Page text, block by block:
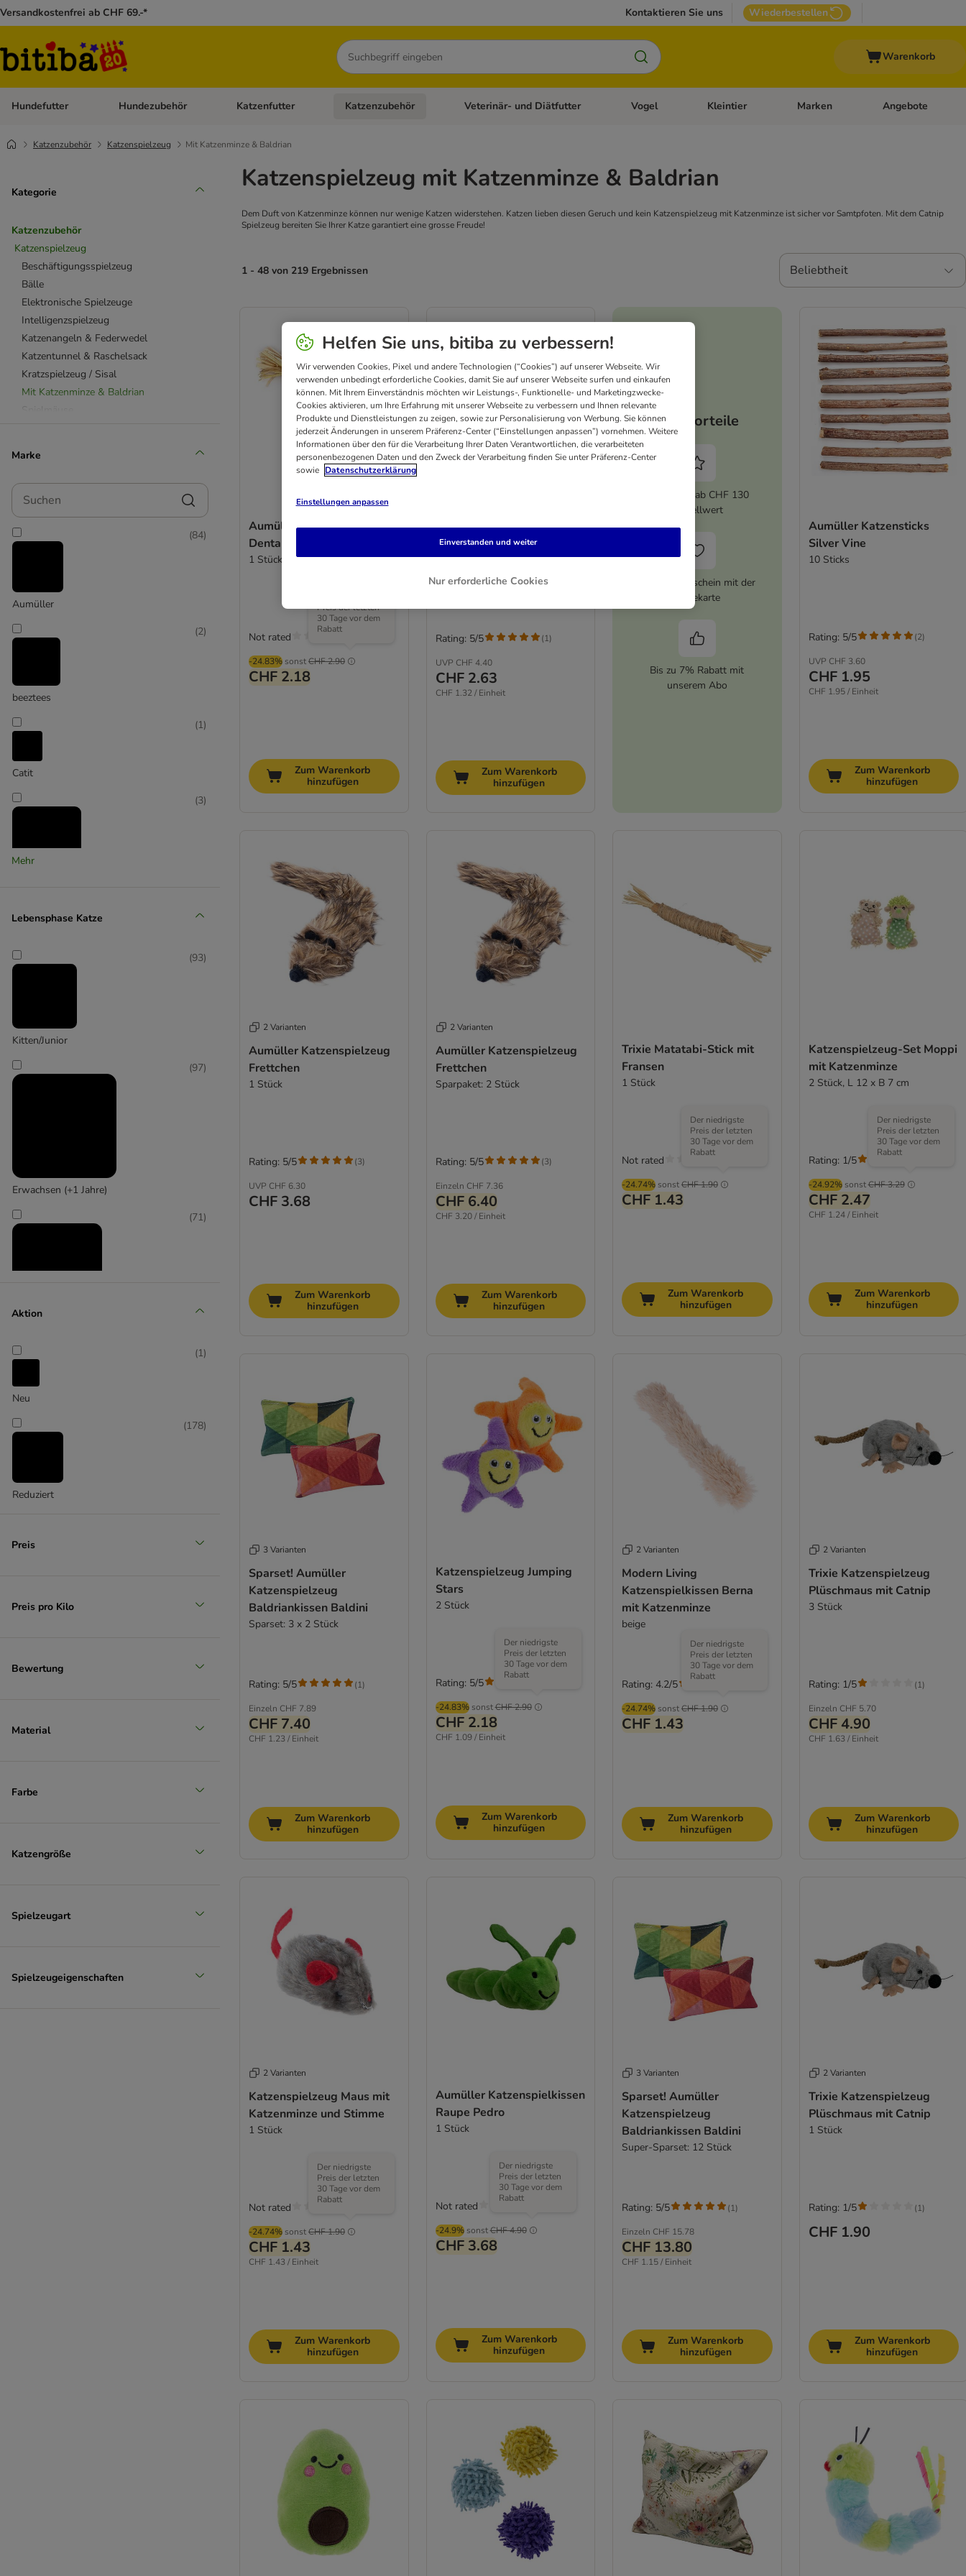
Versandkostenfrei ab CHF 69.-* Kontaktieren Sie uns Wiederbestellen
Suchen
Warenkorb
Hundefutter Kategorie-Menü öffnen: Hundefutter
Hundezubehör Kategorie-Menü öffnen: Hundezubehör
Katzenfutter Kategorie-Menü öffnen: Katzenfutter
Katzenzubehör Kategorie-Menü öffnen: Katzenzubehör
Veterinär- und Diätfutter Kategorie-Menü öffnen: Veterinär- und Diätfutter
Vogel Kategorie-Menü öffnen: Vogel
Kleintier Kategorie-Menü öffnen: Kleintier
Marken Kategorie-Menü
Angebote
Katzenzubehör Katzenspielzeug Mit Katzenminze & Baldrian
Kategorie
Katzenzubehör
Katzenspielzeug
Beschäftigungsspielzeug
Bälle
Elektronische Spielzeuge
Intelligenzspielzeug
Katzenangeln & Federwedel
Katzentunnel & Raschelsack
Kratzspielzeug / Sisal
Mit Katzenminze & Baldrian
KONG
Trixie
Marke
Suchen
Aumüller
(84)
beeztees
(2)
Catit
(1)
(3)
KONG
17)
Mehr
Lebensphase Katze
Kitten/Junior
(93)
Erwachsen (+1 Jahre)
(97)
(71)
Aktion
Neu
(1)
Reduziert
(178)
Preis
Preis pro Kilo
Bewertung
Material
Farbe
Katzengröße
Spielzeugart
Spielzeugeigenschaften
Katzenspielzeug mit Katzenminze & Baldrian
Dem Duft von Katzenminze können nur wenige Katzen widerstehen. Katzen lieben diesen Geruch und kein Katzenspielzeug mit Katzenminze ist sicher vor Samtpfoten. Mit dem Catnip
Spielzeug bereiten Sie Ihrer Katze garantiert eine grosse Freude!
1 - 48 von 219 Ergebnissen Beliebtheit
Aumüller Silvervine
Dentalspielzeug Rolle
1 Stück
-24.83% sonstCHF 2.90
Preis der letzten
30 Tage vor dem
Rabatt
CHF 2.18
Not rated
Zum Warenkorb
hinzufügen
Sparset! Aumüller
Katzenspielzeug
Baldriankissen Baldini
2 Stück
UVP CHF 4.40
CHF 2.63
CHF 1.32 / Einheit
Rating: 5/5 (1)
Zum Warenkorb
hinzufügen
Ihre Vorteile
5% Rabatt ab CHF 130
Bestellwert
CHF 16 Gutschein mit der
Treuekarte
Bis zu 7% Rabatt mit
unserem Abo
Aumüller Katzensticks
Silver Vine
10 Sticks
UVP CHF 3.60
CHF 1.95
CHF 1.95 / Einheit
Rating: 5/5 (2)
Zum Warenkorb
hinzufügen
2 Varianten
Aumüller Katzenspielzeug
Frettchen
1 Stück
UVP CHF 6.30
CHF 3.68
Rating: 5/5 (3)
Zum Warenkorb
hinzufügen
2 Varianten
Aumüller Katzenspielzeug
Frettchen
Sparpaket: 2 Stück
Einzeln CHF 7.36
CHF 6.40
CHF 3.20 / Einheit
Rating: 5/5 (3)
Zum Warenkorb
hinzufügen
Trixie Matatabi-Stick mit
Fransen
1 Stück
-24.74% sonstCHF 1.90
Der niedrigste
Preis der letzten
30 Tage vor dem
Rabatt
CHF 1.43
Not rated
Zum Warenkorb
hinzufügen
Katzenspielzeug-Set Moppi
mit Katzenminze
2 Stück, L 12 x B 7 cm
-24.92% sonstCHF 3.29
Der niedrigste
Preis der letzten
30 Tage vor dem
Rabatt
CHF 2.47
CHF 1.24 / Einheit
Rating: 1/5
Zum Warenkorb
hinzufügen
3 Varianten
Sparset! Aumüller
Katzenspielzeug
Baldriankissen Baldini
Sparset: 3 x 2 Stück
Einzeln CHF 7.89
CHF 7.40
CHF 1.23 / Einheit
Rating: 5/5 (1)
Zum Warenkorb
hinzufügen
Katzenspielzeug Jumping
Stars
2 Stück
-24.83% sonstCHF 2.90
Der niedrigste
Preis der letzten
30 Tage vor dem
Rabatt
CHF 2.18
CHF 1.09 / Einheit
Rating: 5/5
Zum Warenkorb
hinzufügen
2 Varianten
Modern Living
Katzenspielkissen Berna
mit Katzenminze
beige
-24.74% sonstCHF 1.90
Der niedrigste
Preis der letzten
30 Tage vor dem
Rabatt
CHF 1.43
Rating: 4.2/5
Zum Warenkorb
hinzufügen
2 Varianten
Trixie Katzenspielzeug
Plüschmaus mit Catnip
3 Stück
Einzeln CHF 5.70
CHF 4.90
CHF 1.63 / Einheit
Rating: 1/5 (1)
Zum Warenkorb
hinzufügen
2 Varianten
Katzenspielzeug Maus mit
Katzenminze und Stimme
1 Stück
-24.74% sonstCHF 1.90
Der niedrigste
Preis der letzten
30 Tage vor dem
Rabatt
CHF 1.43
CHF 1.43 / Einheit
Not rated
Zum Warenkorb
hinzufügen
Aumüller Katzenspielkissen
Raupe Pedro
1 Stück
-24.9% sonstCHF 4.90
Der niedrigste
Preis der letzten
30 Tage vor dem
Rabatt
CHF 3.68
Not rated
Zum Warenkorb
hinzufügen
3 Varianten
Sparset! Aumüller
Katzenspielzeug
Baldriankissen Baldini
Super-Sparset: 12 Stück
Einzeln CHF 15.78
CHF 13.80
CHF 1.15 / Einheit
Rating: 5/5 (1)
Zum Warenkorb
hinzufügen
2 Varianten
Trixie Katzenspielzeug
Plüschmaus mit Catnip
1 Stück
CHF 1.90
Rating: 1/5 (1)
Zum Warenkorb
hinzufügen
Helfen Sie uns, bitiba zu verbessern!
Wir verwenden Cookies, Pixel und andere Technologien (“Cookies”) auf unserer Webseite. Wir
verwenden unbedingt erforderliche Cookies, damit Sie auf unserer Webseite surfen und einkaufen
können. Mit Ihrem Einverständnis möchten wir Leistungs-, Funktionelle- und Marketingzwecke-
Cookies aktivieren, um Ihre Erfahrung mit unserer Webseite zu verbessern und Ihnen relevante
Produkte und Dienstleistungen zu zeigen, sowie zur Personalisierung von Werbung. Sie können
jederzeit Änderungen in unserem Präferenz-Center (“Einstellungen anpassen”) vornehmen. Weitere
Informationen über den für die Verarbeitung Ihrer Daten Verantwortlichen, die verarbeiteten
personenbezogenen Daten und den Zweck der Verarbeitung finden Sie unter Präferenz-Center
sowie Datenschutzerklärung
Einstellungen anpassen
Nur erforderliche Cookies
Einverstanden und weiter